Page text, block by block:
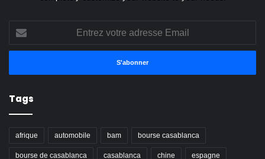
votre
adresse
Tags
afrique automobile bam bourse casablanca
bourse de casablanca casablanca chine espagne